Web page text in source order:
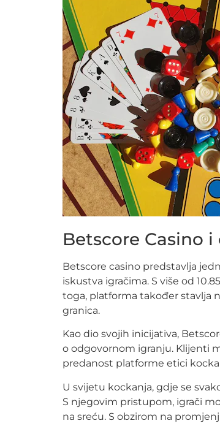
Betscore Casino
Betscore casino predstavlja
iskustva igračima. S više od
toga, platforma također stavlja
granica.
Kao dio svojih inicijativa,
o odgovornom igranju. Klijenti
predanost platforme etici
U svijetu kockanja, gdje se
S njegovim pristupom, igrači
na sreću. S obzirom na